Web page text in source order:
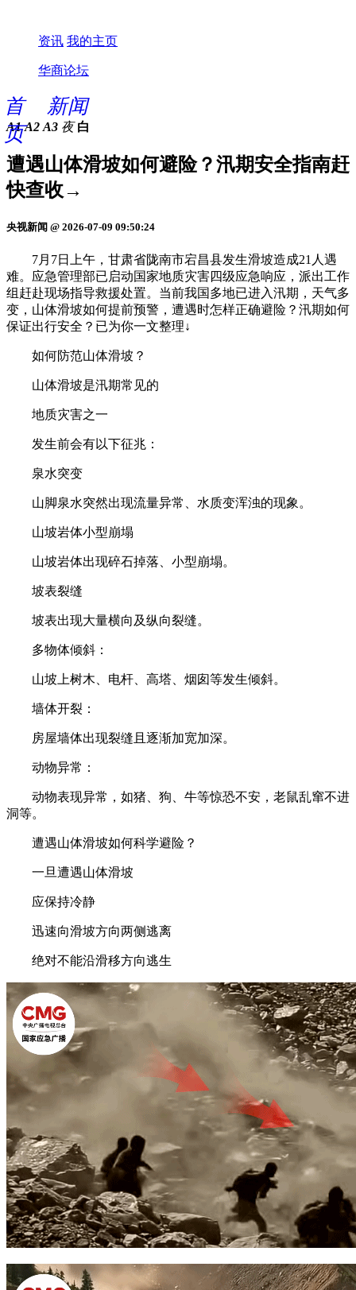
资讯 我的主页
华商论坛
首
页
新闻
A1 A2 A3 夜 白
遭遇山体滑坡如何避险？汛期安全指南赶
快查收→
央视新闻 @ 2026-07-09 09:50:24
7月7日上午，甘肃省陇南市宕昌县发生滑坡造成21人遇
难。应急管理部已启动国家地质灾害四级应急响应，派出工作
组赶赴现场指导救援处置。当前我国多地已进入汛期，天气多
变，山体滑坡如何提前预警，遭遇时怎样正确避险？汛期如何
保证出行安全？已为你一文整理↓
如何防范山体滑坡？
山体滑坡是汛期常见的
地质灾害之一
发生前会有以下征兆：
泉水突变
山脚泉水突然出现流量异常、水质变浑浊的现象。
山坡岩体小型崩塌
山坡岩体出现碎石掉落、小型崩塌。
坡表裂缝
坡表出现大量横向及纵向裂缝。
多物体倾斜：
山坡上树木、电杆、高塔、烟囱等发生倾斜。
墙体开裂：
房屋墙体出现裂缝且逐渐加宽加深。
动物异常：
动物表现异常，如猪、狗、牛等惊恐不安，老鼠乱窜不进
洞等。
遭遇山体滑坡如何科学避险？
一旦遭遇山体滑坡
应保持冷静
迅速向滑坡方向两侧逃离
绝对不能沿滑移方向逃生